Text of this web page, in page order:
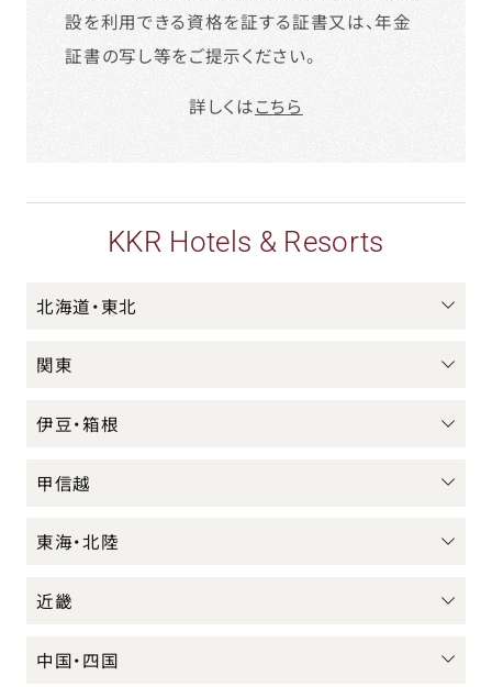
設を利用できる資格を証する証書又は、年金
証書の写し等をご提示ください。
詳しくはこちら
KKR Hotels & Resorts
北海道・東北
関東
伊豆・箱根
甲信越
東海・北陸
近畿
中国・四国